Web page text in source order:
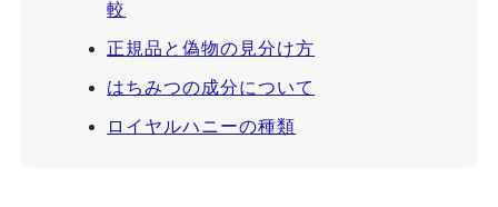
較
正規品と偽物の見分け方
はちみつの成分について
ロイヤルハニーの種類